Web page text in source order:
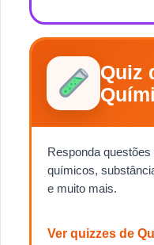
Quiz
Responda
químicos,
e muito mais.
Ver quizzes de